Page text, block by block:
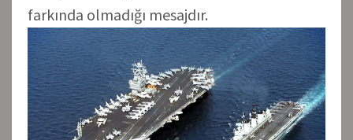
farkında olmadığı mesajdır.